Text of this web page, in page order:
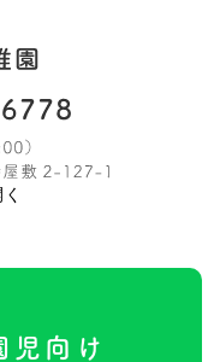
児向け